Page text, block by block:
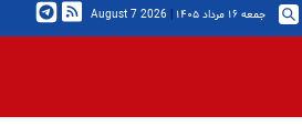
جمعه ۱۶ مرداد ۱۴۰۵ |
2026 August 7